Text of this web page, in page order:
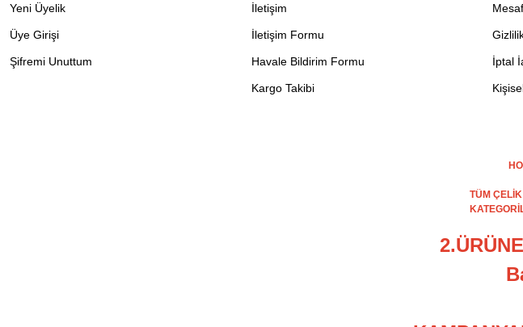
Yeni Üyelik
Üye Girişi
Şifremi Unuttum
İletişim
İletişim Formu
Havale Bildirim Formu
Kargo Takibi
İptal
TÜM